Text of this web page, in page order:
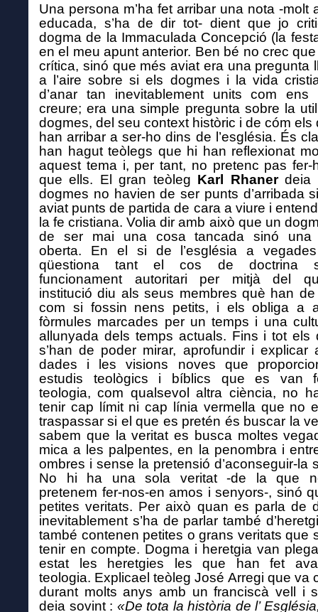
Una persona m’ha fet arribar una nota -molt
educada, s’ha de dir tot- dient que jo
dogma de la Immaculada Concepció (la
en el meu apunt anterior. Ben bé no crec
crítica, sinó que més aviat era una pregunta
a l’aire sobre si els dogmes i la vida
d’anar tan inevitablement units com ens
creure; era una simple pregunta sobre la
dogmes, del seu context històric i de cóm els
han arribar a ser-ho dins de l’església. És
han hagut teòlegs que hi han reflexionat
aquest tema i, per tant, no pretenc pas fer-
que ells. El gran teòleg Karl Rhanerdeia
dogmes no havien de ser punts d’arribada
aviat punts de partida de cara a viure i
la fe cristiana. Volia dir amb això que un
de ser mai una cosa tancada sinó una
oberta. En el si de l’església a
qüestiona tant el cos de doctrina
funcionament autoritari per mitjà del
institució diu als seus membres què han de
com si fossin nens petits, i els obliga a
fòrmules marcades per un temps i una
allunyada dels temps actuals. Fins i tot els
s’han de poder mirar, aprofundir i explicar
dades i les visions noves que
estudis teològics i bíblics que es van
teologia, com qualsevol altra ciència, no
tenir cap límit ni cap línia vermella que no
traspassar si el que es pretén és buscar la
sabem que la veritat es busca moltes
mica a les palpentes, en la penombra i
ombres i sense la pretensió d’aconseguir-la
No hi ha una sola veritat -de la que
pretenem fer-nos-en amos i senyors-, sinó
petites veritats. Per això quan es parla de
inevitablement s’ha de parlar també
també contenen petites o grans veritats que
tenir en compte. Dogma i heretgia van
estat les heretgies les que han fet
teologia. Explicael teòleg José Arregi que va
durant molts anys amb un franciscà vell i
deia sovint : «De tota la història de l’